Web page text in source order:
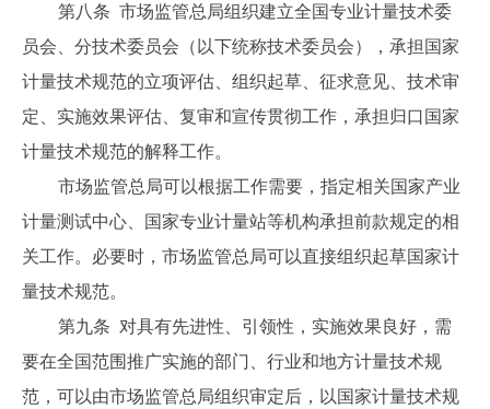
第八条 市场监管总局组织建立全国专业计量技术委
员会、分技术委员会（以下统称技术委员会），承担国家
计量技术规范的立项评估、组织起草、征求意见、技术审
定、实施效果评估、复审和宣传贯彻工作，承担归口国家
计量技术规范的解释工作。
市场监管总局可以根据工作需要，指定相关国家产业
计量测试中心、国家专业计量站等机构承担前款规定的相
关工作。必要时，市场监管总局可以直接组织起草国家计
量技术规范。
第九条 对具有先进性、引领性，实施效果良好，需
要在全国范围推广实施的部门、行业和地方计量技术规
范，可以由市场监管总局组织审定后，以国家计量技术规